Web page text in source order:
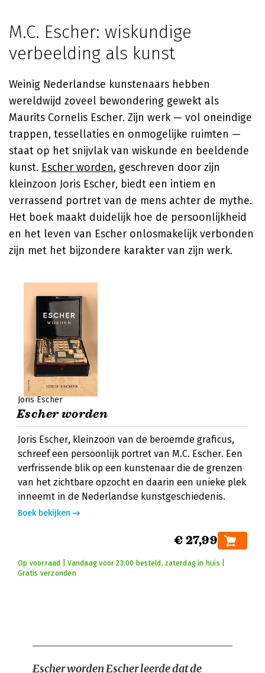
M.C. Escher: wiskundige
verbeelding als kunst
Weinig Nederlandse kunstenaars hebben
wereldwijd zoveel bewondering gewekt als
Maurits Cornelis Escher. Zijn werk — vol oneindige
trappen, tessellaties en onmogelijke ruimten —
staat op het snijvlak van wiskunde en beeldende
kunst. Escher worden, geschreven door zijn
kleinzoon Joris Escher, biedt een intiem en
verrassend portret van de mens achter de mythe.
Het boek maakt duidelijk hoe de persoonlijkheid
en het leven van Escher onlosmakelijk verbonden
zijn met het bijzondere karakter van zijn werk.
Joris Escher
Escher worden
Joris Escher, kleinzoon van de beroemde graficus,
schreef een persoonlijk portret van M.C. Escher. Een
verfrissende blik op een kunstenaar die de grenzen
van het zichtbare opzocht en daarin een unieke plek
inneemt in de Nederlandse kunstgeschiedenis.
Boek bekijken
€ 27,99
Op voorraad | Vandaag voor 23:00 besteld, zaterdag in huis |
Gratis verzonden
Escher wordenEscher leerde dat de